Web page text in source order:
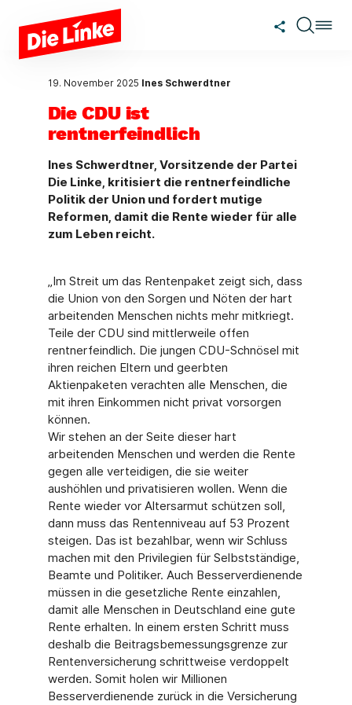
Zum Hauptinhalt springen
19. November 2025 Ines Schwerdtner
Die CDU ist
rentnerfeindlich
Ines Schwerdtner, Vorsitzende der Partei
Die Linke, kritisiert die rentnerfeindliche
Politik der Union und fordert mutige
Reformen, damit die Rente wieder für alle
zum Leben reicht.
„Im Streit um das Rentenpaket zeigt sich, dass
die Union von den Sorgen und Nöten der hart
arbeitenden Menschen nichts mehr mitkriegt.
Teile der CDU sind mittlerweile offen
rentnerfeindlich. Die jungen CDU-Schnösel mit
ihren reichen Eltern und geerbten
Aktienpaketen verachten alle Menschen, die
mit ihren Einkommen nicht privat vorsorgen
können.
Wir stehen an der Seite dieser hart
arbeitenden Menschen und werden die Rente
gegen alle verteidigen, die sie weiter
aushöhlen und privatisieren wollen. Wenn die
Rente wieder vor Altersarmut schützen soll,
dann muss das Rentenniveau auf 53 Prozent
steigen. Das ist bezahlbar, wenn wir Schluss
machen mit den Privilegien für Selbstständige,
Beamte und Politiker. Auch Besserverdienende
müssen in die gesetzliche Rente einzahlen,
damit alle Menschen in Deutschland eine gute
Rente erhalten. In einem ersten Schritt muss
deshalb die Beitragsbemessungsgrenze zur
Rentenversicherung schrittweise verdoppelt
werden. Somit holen wir Millionen
Besserverdienende zurück in die Versicherung